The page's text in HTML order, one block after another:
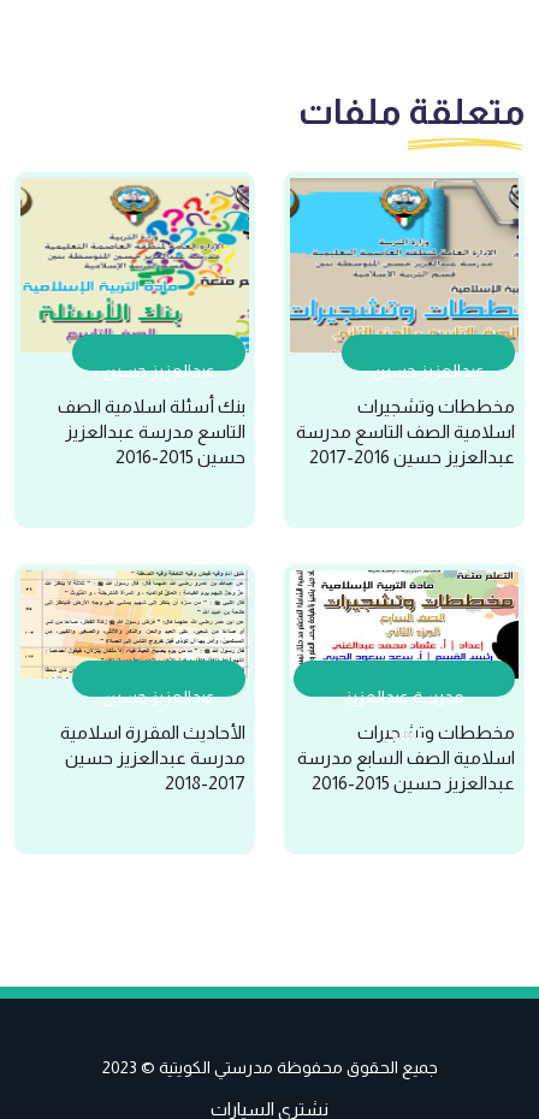
متعلقة ملفات
عبدالعزيز حسين
مخططات وتشجيرات
اسلامية الصف التاسع مدرسة
عبدالعزيز حسين 2016-2017
عبدالعزيز حسين
بنك أسئلة اسلامية الصف
التاسع مدرسة عبدالعزيز
حسين 2015-2016
مدرسة عبدالعزيز
حسين
مخططات وتشجيرات
اسلامية الصف السابع مدرسة
عبدالعزيز حسين 2015-2016
عبدالعزيز حسين
الأحاديث المقررة اسلامية
مدرسة عبدالعزيز حسين
2017-2018
جميع الحقوق محفوظة مدرستي الكويتية © 2023
نشتري السيارات